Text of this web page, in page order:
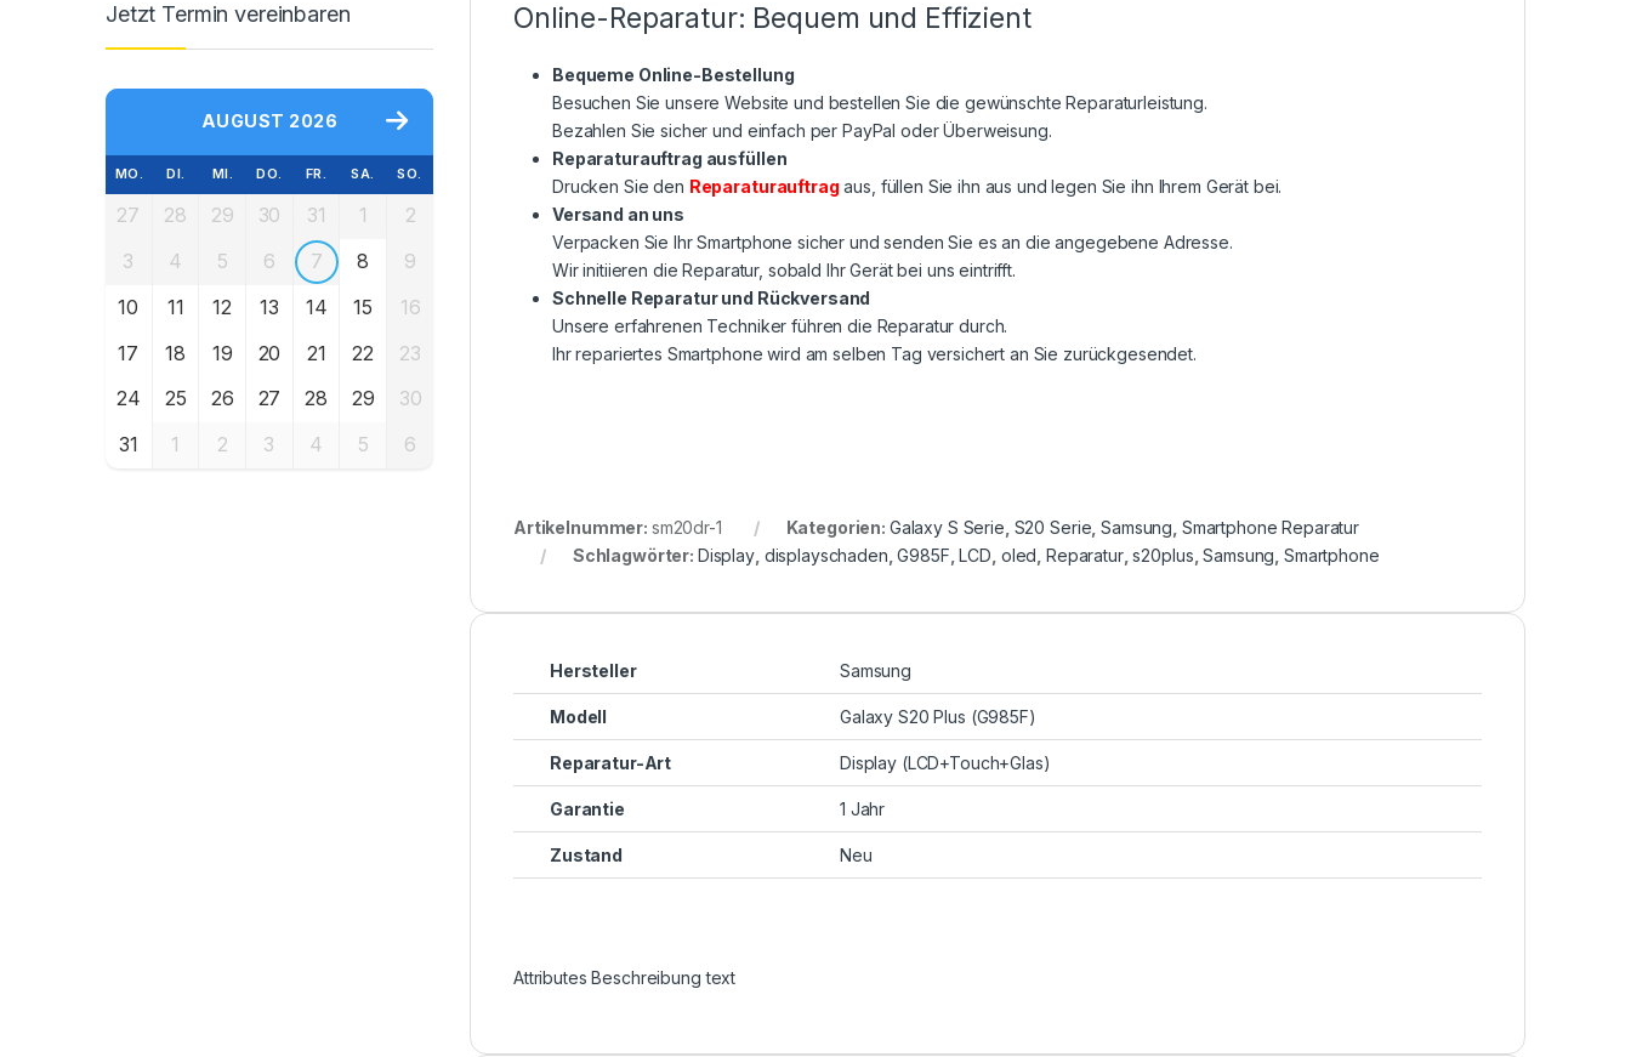
Online-Reparatur: Bequem und Effizient
Bequeme Online-Bestellung
Besuchen Sie unsere Website und bestellen Sie die gewünschte Reparaturleistung.
Bezahlen Sie sicher und einfach per PayPal oder Überweisung.
Reparaturauftrag ausfüllen
Drucken Sie den Reparaturauftrag aus, füllen Sie ihn aus und legen Sie ihn Ihrem Gerät bei.
Versand an uns
Verpacken Sie Ihr Smartphone sicher und senden Sie es an die angegebene Adresse.
Wir initiieren die Reparatur, sobald Ihr Gerät bei uns eintrifft.
Schnelle Reparatur und Rückversand
Unsere erfahrenen Techniker führen die Reparatur durch.
Ihr repariertes Smartphone wird am selben Tag versichert an Sie zurückgesendet.
Artikelnummer: sm20dr-1 Kategorien: Galaxy S Serie S20 Serie ,Samsung Smartphone Reparatur
Schlagwörter: Display, displayschaden ,G985F ,LCD oled Reparatur,s20plus ,Samsung ,Smartphone
Hersteller Samsung
Modell Galaxy S20 Plus (G985F)
Reparatur-Art Display (LCD+Touch+Glas)
Garantie 1 Jahr
Zustand Neu
Attributes Beschreibung text
Jetzt Termin vereinbaren
AUGUST 2026
MO. DI. MI. DO. FR. SA. SO.
27 28 29 30 31 1
2
3
4 5 6 7 8
9
10
11 12 13 14 15
16
17
18 19 20 21 22
23
24
25 26 27 28 29
30
31
1 2 3 4 5 6